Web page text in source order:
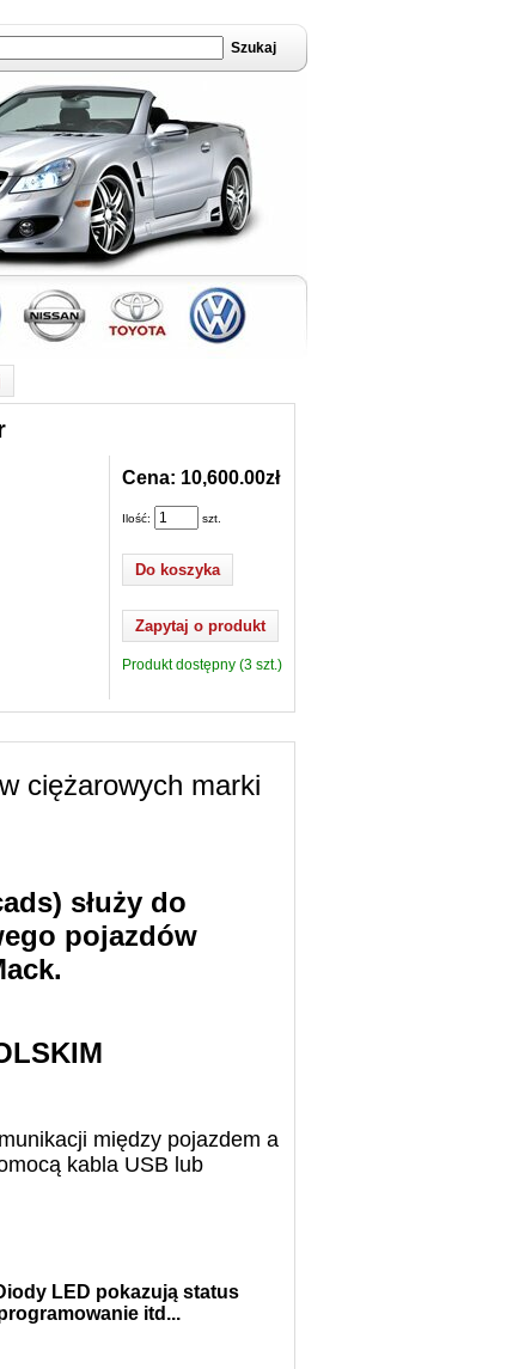
Cena: 10,600.00zł
Ilość: szt.
Zapytaj o produkt
Produkt dostępny (3 szt.)
ciężarowych marki
służy do
pojazdów
między pojazdem a
kabla USB lub
LED pokazują status
itd...